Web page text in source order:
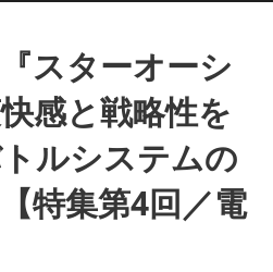
スターオーシ
感と戦略性を
ルシステムの
特集第4回／電